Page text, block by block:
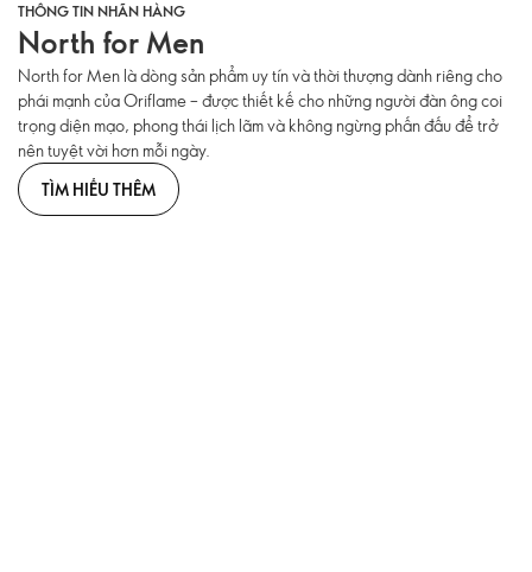
THÔNG TIN NHÃN HÀNG
North for Men
North for Men là dòng sản phẩm uy tín và thời thượng dành riêng cho
phái mạnh của Oriflame – được thiết kế cho những người đàn ông coi
trọng diện mạo, phong thái lịch lãm và không ngừng phấn đấu để trở
nên tuyệt vời hơn mỗi ngày.
TÌM HIỂU THÊM